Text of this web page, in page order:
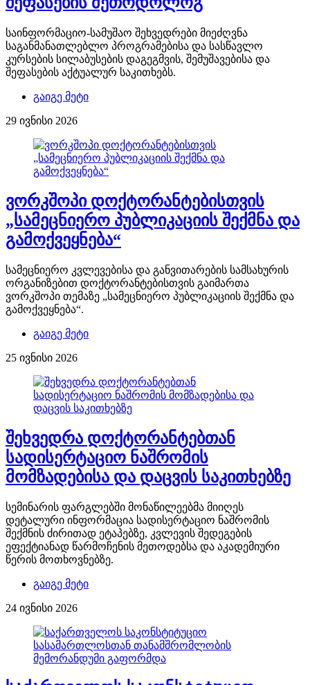
საინფორმაციო-სამუშაო შეხვედრები მიეძღვნა
საგანმანათლებლო პროგრამებისა და სასწავლო
კურსების სილაბუსების დაგეგმვის, შემუშავებისა და
შეფასების აქტუალურ საკითხებს.
გაიგე მეტი
29 ივნისი 2026
ვორკშოპი დოქტორანტებისთვის
„სამეცნიერო პუბლიკაციის შექმნა და
გამოქვეყნება“
სამეცნიერო კვლევებისა და განვითარების სამსახურის
ორგანიზებით დოქტორანტებისთვის გაიმართა
ვორკშოპი თემაზე „სამეცნიერო პუბლიკაციის შექმნა და
გამოქვეყნება“.
გაიგე მეტი
25 ივნისი 2026
შეხვედრა დოქტორანტებთან
სადისერტაციო ნაშრომის
მომზადებისა და დაცვის საკითხებზე
სემინარის ფარგლებში მონაწილეებმა მიიღეს
დეტალური ინფორმაცია სადისერტაციო ნაშრომის
შექმნის ძირითად ეტაპებზე, კვლევის შედეგების
ეფექტიანად წარმოჩენის მეთოდებსა და აკადემიური
წერის მოთხოვნებზე.
გაიგე მეტი
24 ივნისი 2026